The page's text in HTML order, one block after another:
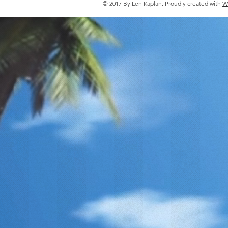
© 2017 By Len Kaplan. Proudly created with